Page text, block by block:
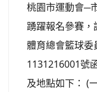
桃園市運動會─
踴躍報名參賽，
體育總會籃球
1131216001號
及地點如下： (